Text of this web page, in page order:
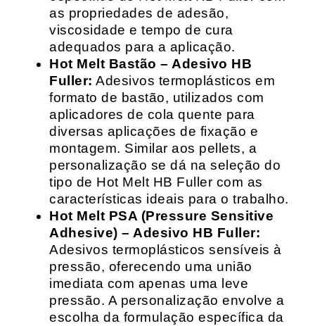
as propriedades de adesão,
viscosidade e tempo de cura
adequados para a aplicação.
Hot Melt Bastão – Adesivo HB
Fuller: Adesivos termoplásticos em
formato de bastão, utilizados com
aplicadores de cola quente para
diversas aplicações de fixação e
montagem. Similar aos pellets, a
personalização se dá na seleção do
tipo de Hot Melt HB Fuller com as
características ideais para o trabalho.
Hot Melt PSA (Pressure Sensitive
Adhesive) – Adesivo HB Fuller:
Adesivos termoplásticos sensíveis à
pressão, oferecendo uma união
imediata com apenas uma leve
pressão. A personalização envolve a
escolha da formulação específica da